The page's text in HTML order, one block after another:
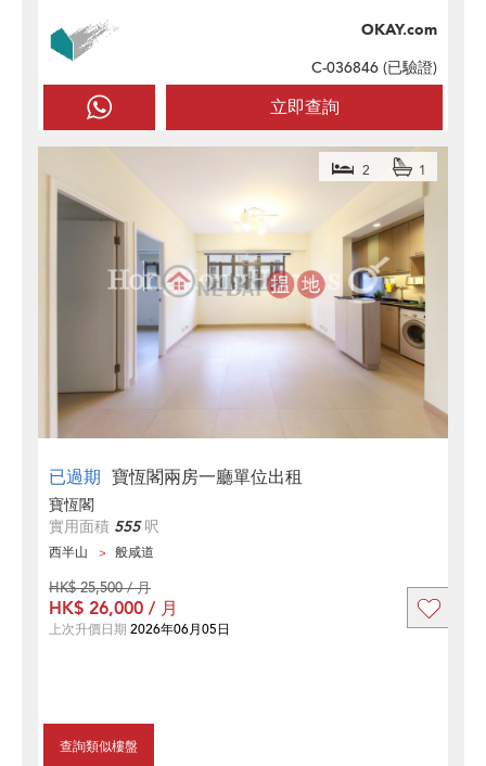
立即查詢
OKAY.com
C-036846 (已驗證)
已過期 寶恆閣兩房一廳單位出租
2 1
寶恆閣
實用面積 555呎
西半山 般咸道
查詢類似樓盤
HK$ 25,500 / 月
HK$ 26,000 / 月
上次升價日期 2026年06月05日